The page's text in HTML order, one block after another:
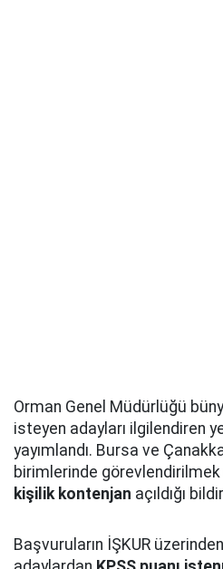
Orman Genel Müdürlüğü
isteyen adayları ilgilendiren
yayımlandı. Bursa ve
birimlerinde
kişilik kontenjan açıldığı
Başvuruların İŞKUR